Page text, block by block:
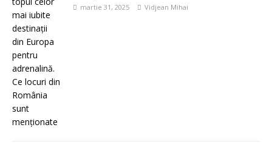
martie 31, 2025 Vidjean Mihai